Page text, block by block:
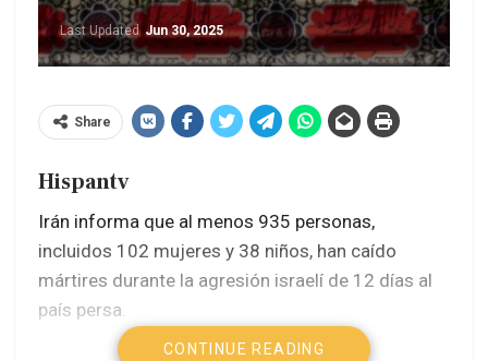
Last UpdatedJun 30, 2025
Share
Hispantv
Irán informa que al menos 935 personas,
incluidos 102 mujeres y 38 niños, han caído
mártires durante la agresión israelí de 12 días al
país persa.
CONTINUE READING